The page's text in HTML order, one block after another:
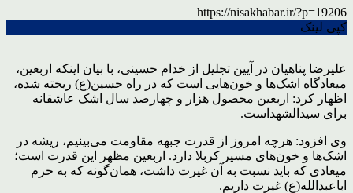
https://nisakhabar.ir/?p=19206
کپی لینک
علیرضا پناهیان در آیین تجلیل از خدام حسینی، با بیان اینکه اربعین،
میعادگاه اشک‌ها و خون‌هایی است که در راه حسین(ع) ریخته شده،
اظهار کرد: اربعین محصول هزار و چهارصد سال اشک عاشقانه
برای سیدالشهداست.
وی افزود: هرچه امروز از قدرت جبهه مقاومت می‌بینیم، ریشه در
اشک‌ها و خون‌های مسیر کربلا دارد. اربعین مظهر این قدرت است؛
میعادی که باید نسبت به آن غیرت داشت، همان‌گونه که به حرم
اباعبدالله(ع) غیرت داریم.